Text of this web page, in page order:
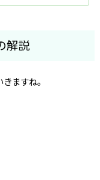
解説
ますね。